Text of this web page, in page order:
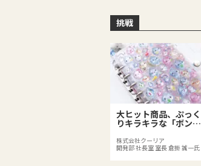
挑戦
大ヒット商品、ぷっく
りキラキラな「ボンボ
株式会社クーリア
開発部 社長室 室長 倉掛 誠一氏